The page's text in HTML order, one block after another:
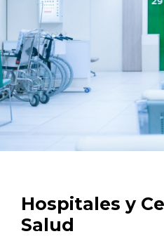
Hospitales y
Salud